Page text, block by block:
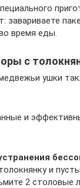
завариваете
время еды.
с
ушки
и
и
2 столовые